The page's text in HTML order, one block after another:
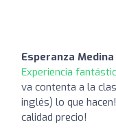
Esperanza Medina
Experiencia
va contenta a la
inglés) lo que
calidad precio!